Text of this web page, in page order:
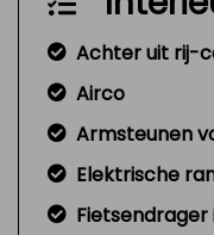
Achter uit rij-
Airco
Armsteunen
Elektrische
Fietsendrager